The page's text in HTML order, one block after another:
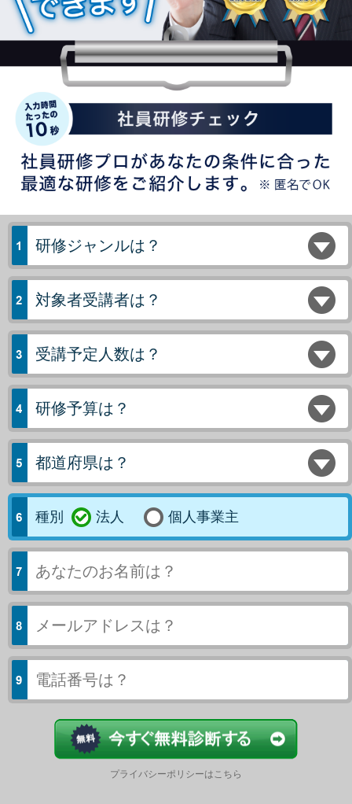
研修ジャンルは？
対象者受講者は？
受講予定人数は？
研修予算は？
都道府県は？
種別 法人 個人事業主
プライバシーポリシーはこちら